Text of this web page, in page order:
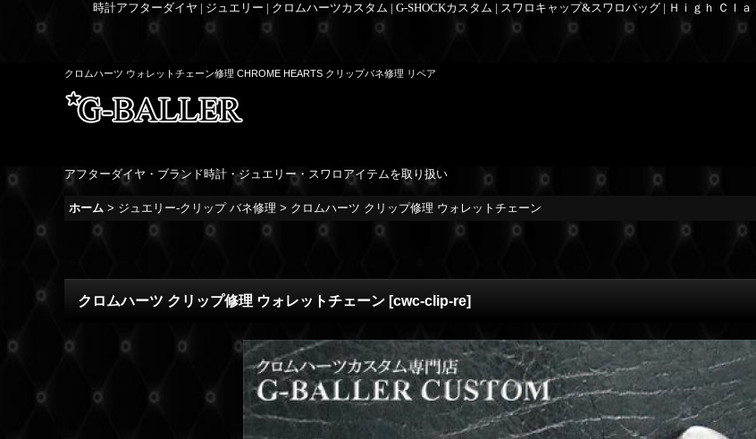
時計アフターダイヤ | ジュエリー | クロムハーツカスタム | G-SHOCKカスタム | スワロキャップ&スワロバッグ | Ｈｉｇｈ Ｃｌ
クロムハーツ ウォレットチェーン修理 CHROME HEARTS クリップバネ修理 リペア
アフターダイヤ・ブランド時計・ジュエリー・スワロアイテムを取り扱い
ホーム > ジュエリー-クリップ バネ修理 > クロムハーツ クリップ修理 ウォレットチェーン
クロムハーツ クリップ修理 ウォレットチェーン [cwc-clip-re]